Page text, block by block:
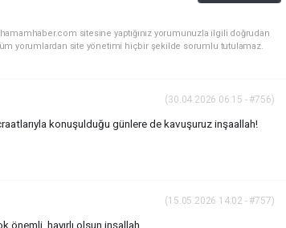
sitesine yaptığınız yorumunuzla ilgili doğrudan
yorumlardan site yönetimi hiçbir şekilde sorumlu tutulamaz.
(30.04.2026 06:15 - #756)
konuşulduğu günlere de kavuşuruz inşaallah!
(15.05.2026 14:02 - #757)
önemli, hayırlı olsun inşallah.